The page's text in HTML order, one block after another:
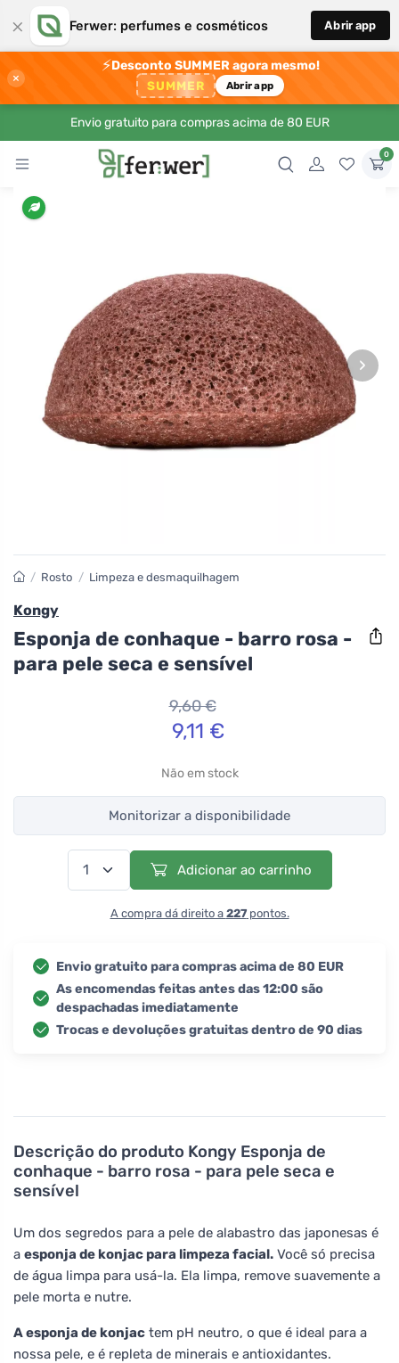
× Ferwer: perfumes e cosméticos Abrir app
×
⚡Desconto SUMMER agora mesmo!
SUMMER Abrir app
Envio gratuito para compras acima de 80 EUR
0
›
Descrição do produto Kongy Esponja de
conhaque - barro rosa - para pele seca e
sensível
Um dos segredos para a pele de alabastro das japonesas é
a esponja de konjac para limpeza facial. Você só precisa
de água limpa para usá-la. Ela limpa, remove suavemente a
pele morta e nutre.
A esponja de konjac tem pH neutro, o que é ideal para a
nossa pele, e é repleta de minerais e antioxidantes.
/ Rosto / Limpeza e desmaquilhagem
Kongy
Esponja de conhaque - barro rosa -
para pele seca e sensível
9,60 €
9,11 €
Não em stock
Monitorizar a disponibilidade
Adicionar ao carrinho
A compra dá direito a 227pontos.
Envio gratuito para compras acima de 80 EUR
As encomendas feitas antes das 12:00 são
despachadas imediatamente
Trocas e devoluções gratuitas dentro de 90 dias